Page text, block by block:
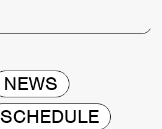
NEWS
SCHEDULE